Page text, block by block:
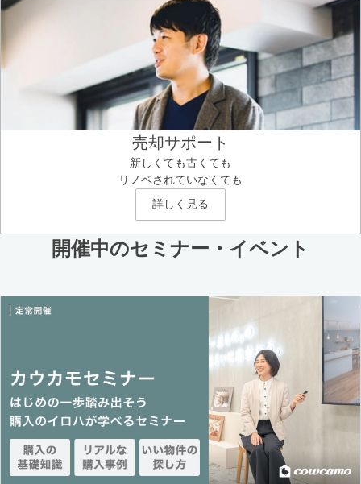
売却サポート
新しくても古くても
リノベされていなくても
詳しく見る
開催中のセミナー・イベント